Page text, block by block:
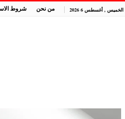
الخميس , أغسطس 6 2026 من نحن شروط